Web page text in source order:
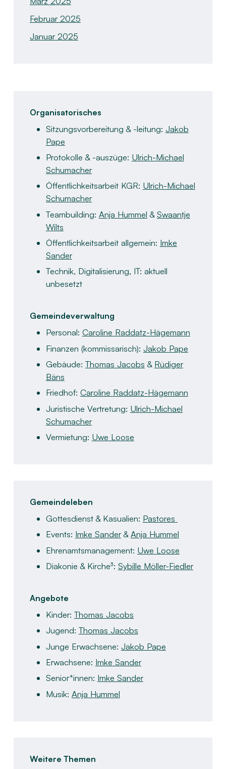
Februar 2025
Januar 2025
Organisatorisches
Sitzungsvorbereitung & -leitung: Jakob
Pape​
Protokolle & -auszüge: Ulrich-Michael
Schumacher
Öffentlichkeitsarbeit KGR: Ulrich-Michael
Schumacher
Teambuilding: Anja Hummel & Swaantje
Wilts
Öffentlichkeitsarbeit allgemein: Imke
Sander
Technik, Digitalisierung, IT: aktuell
unbesetzt
Gemeindeverwaltung ​
Personal: Caroline Raddatz-Hägemann
Finanzen (kommissarisch): Jakob Pape​
Gebäude: Thomas Jacobs & Rüdiger
Bäns​
Friedhof: Caroline Raddatz-Hägemann
Juristische Vertretung: Ulrich-Michael
Schumacher​
Vermietung: Uwe Loose
Gemeindeleben
Gottesdienst & Kasualien: Pastores
Events: Imke Sander&Anja Hummel
Ehrenamtsmanagement: Uwe Loose
Diakonie & Kirche³: Sybille Möller-Fiedler
Angebote
Kinder: Thomas Jacobs​
Jugend: Thomas Jacobs​
Junge Erwachsene: Jakob Pape
Erwachsene: Imke Sander​
Senior*innen: Imke Sander​
Musik: Anja Hummel
Weitere Themen​